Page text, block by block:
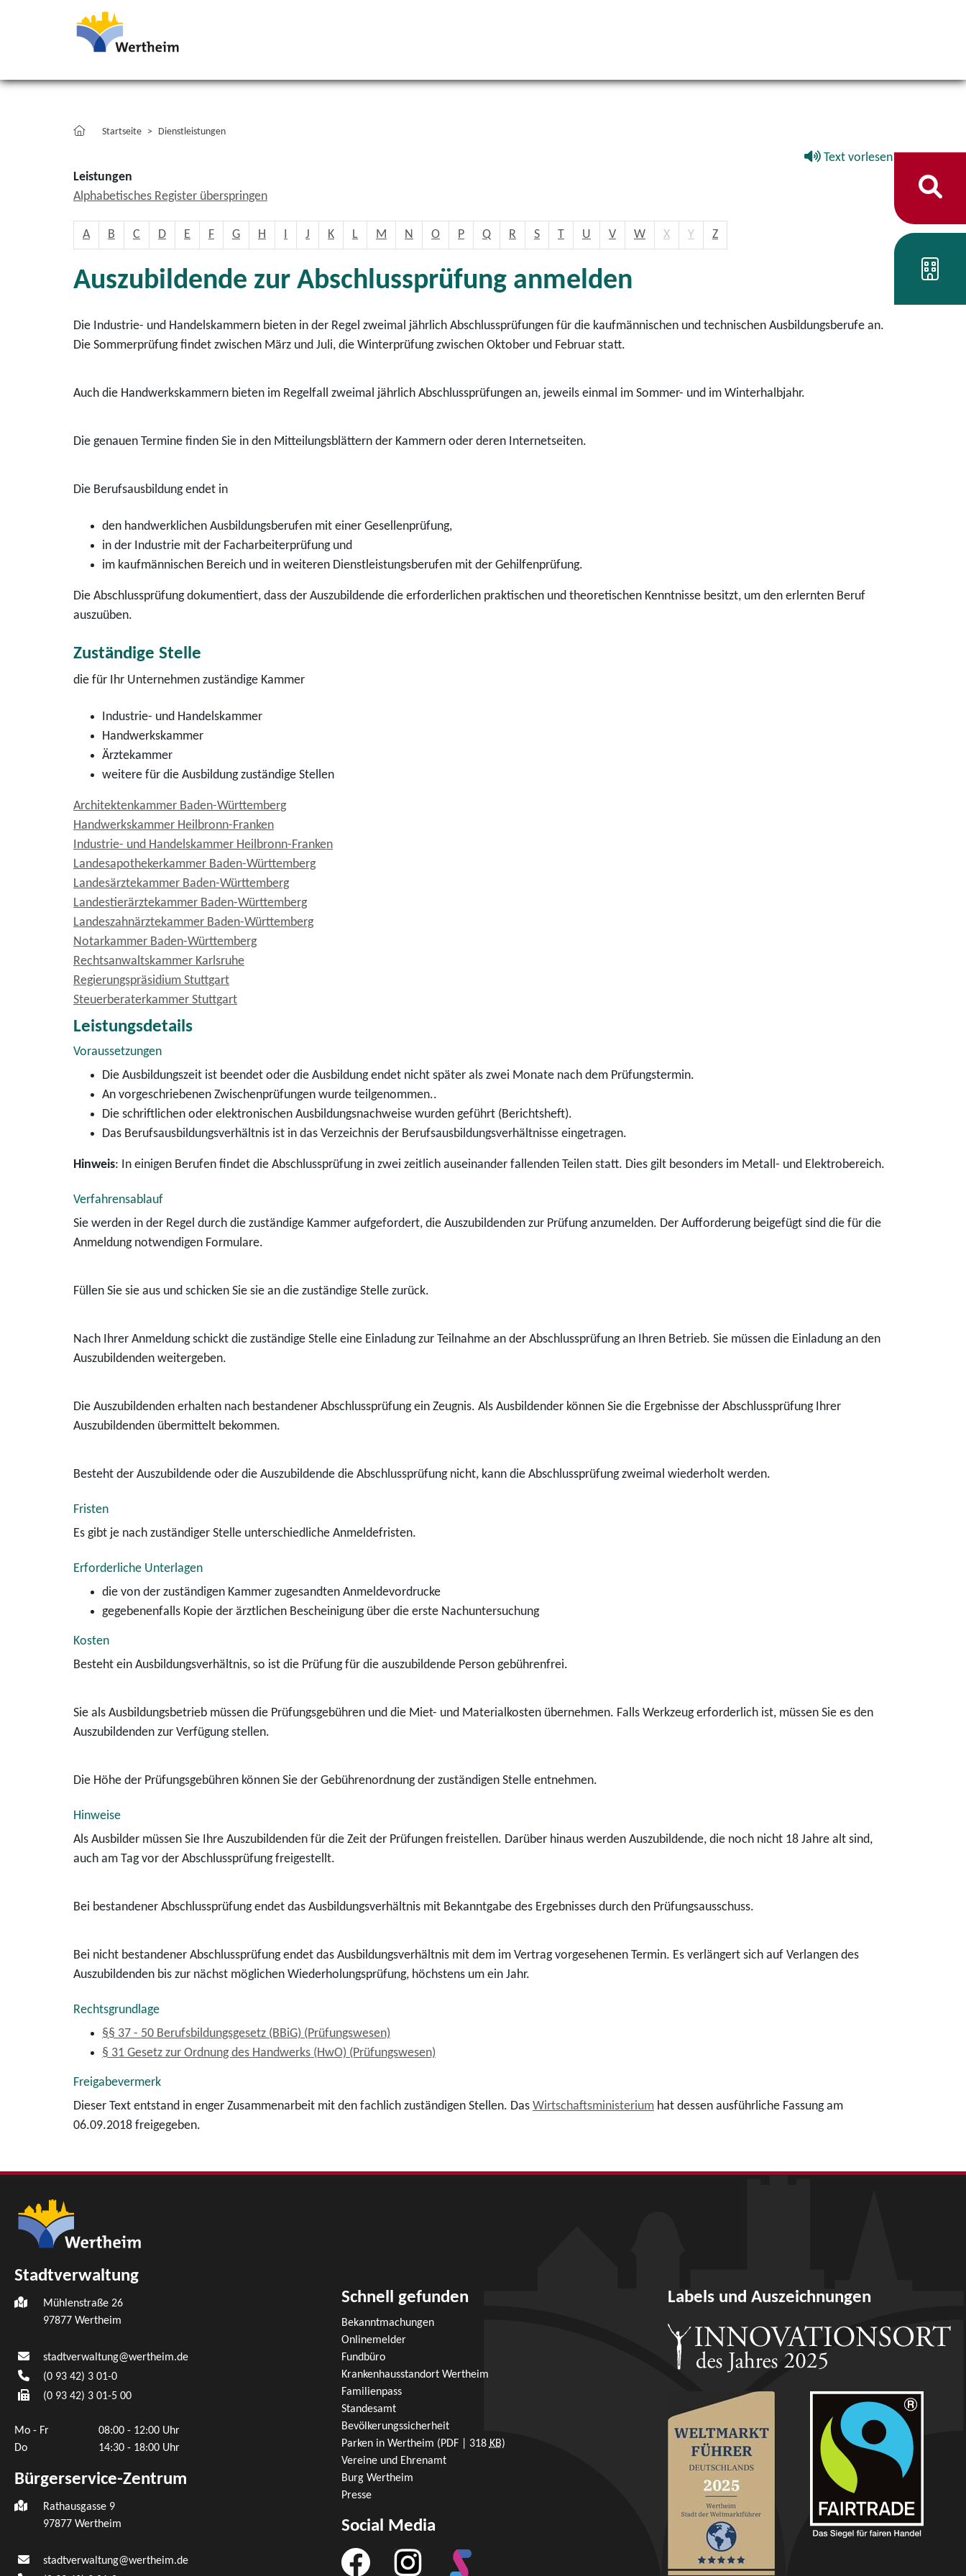
Startseite Dienstleistungen
Text vorlesen
Leistungen
Alphabetisches Register überspringen
A B C D E F G H I J K L M N O P Q R S T U V W X Y Z
Auszubildende zur Abschlussprüfung anmelden
Die Industrie- und Handelskammern bieten in der Regel zweimal jährlich Abschlussprüfungen für die kaufmännischen und technischen Ausbildungsberufe an.
Die Sommerprüfung findet zwischen März und Juli, die Winterprüfung zwischen Oktober und Februar statt.
Auch die Handwerkskammern bieten im Regelfall zweimal jährlich Abschlussprüfungen an, jeweils einmal im Sommer- und im Winterhalbjahr.
Die genauen Termine finden Sie in den Mitteilungsblättern der Kammern oder deren Internetseiten.
Die Berufsausbildung endet in
den handwerklichen Ausbildungsberufen mit einer Gesellenprüfung,
in der Industrie mit der Facharbeiterprüfung und
im kaufmännischen Bereich und in weiteren Dienstleistungsberufen mit der Gehilfenprüfung.
Die Abschlussprüfung dokumentiert, dass der Auszubildende die erforderlichen praktischen und theoretischen Kenntnisse besitzt, um den erlernten Beruf
auszuüben.
Zuständige Stelle
die für Ihr Unternehmen zuständige Kammer
Industrie- und Handelskammer
Handwerkskammer
Ärztekammer
weitere für die Ausbildung zuständige Stellen
Architektenkammer Baden-Württemberg
Handwerkskammer Heilbronn-Franken
Industrie- und Handelskammer Heilbronn-Franken
Landesapothekerkammer Baden-Württemberg
Landesärztekammer Baden-Württemberg
Landestierärztekammer Baden-Württemberg
Landeszahnärztekammer Baden-Württemberg
Notarkammer Baden-Württemberg
Rechtsanwaltskammer Karlsruhe
Regierungspräsidium Stuttgart
Steuerberaterkammer Stuttgart
Leistungsdetails
Voraussetzungen
Die Ausbildungszeit ist beendet oder die Ausbildung endet nicht später als zwei Monate nach dem Prüfungstermin.
An vorgeschriebenen Zwischenprüfungen wurde teilgenommen..
Die schriftlichen oder elektronischen Ausbildungsnachweise wurden geführt (Berichtsheft).
Das Berufsausbildungsverhältnis ist in das Verzeichnis der Berufsausbildungsverhältnisse eingetragen.
Hinweis: In einigen Berufen findet die Abschlussprüfung in zwei zeitlich auseinander fallenden Teilen statt. Dies gilt besonders im Metall- und Elektrobereich.
Verfahrensablauf
Sie werden in der Regel durch die zuständige Kammer aufgefordert, die Auszubildenden zur Prüfung anzumelden. Der Aufforderung beigefügt sind die für die
Anmeldung notwendigen Formulare.
Füllen Sie sie aus und schicken Sie sie an die zuständige Stelle zurück.
Nach Ihrer Anmeldung schickt die zuständige Stelle eine Einladung zur Teilnahme an der Abschlussprüfung an Ihren Betrieb. Sie müssen die Einladung an den
Auszubildenden weitergeben.
Die Auszubildenden erhalten nach bestandener Abschlussprüfung ein Zeugnis. Als Ausbildender können Sie die Ergebnisse der Abschlussprüfung Ihrer
Auszubildenden übermittelt bekommen.
Besteht der Auszubildende oder die Auszubildende die Abschlussprüfung nicht, kann die Abschlussprüfung zweimal wiederholt werden.
Fristen
Es gibt je nach zuständiger Stelle unterschiedliche Anmeldefristen.
Erforderliche Unterlagen
die von der zuständigen Kammer zugesandten Anmeldevordrucke
gegebenenfalls Kopie der ärztlichen Bescheinigung über die erste Nachuntersuchung
Kosten
Besteht ein Ausbildungsverhältnis, so ist die Prüfung für die auszubildende Person gebührenfrei.
Sie als Ausbildungsbetrieb müssen die Prüfungsgebühren und die Miet- und Materialkosten übernehmen. Falls Werkzeug erforderlich ist, müssen Sie es den
Auszubildenden zur Verfügung stellen.
Die Höhe der Prüfungsgebühren können Sie der Gebührenordnung der zuständigen Stelle entnehmen.
Hinweise
Als Ausbilder müssen Sie Ihre Auszubildenden für die Zeit der Prüfungen freistellen. Darüber hinaus werden Auszubildende, die noch nicht 18 Jahre alt sind,
auch am Tag vor der Abschlussprüfung freigestellt.
Bei bestandener Abschlussprüfung endet das Ausbildungsverhältnis mit Bekanntgabe des Ergebnisses durch den Prüfungsausschuss.
Bei nicht bestandener Abschlussprüfung endet das Ausbildungsverhältnis mit dem im Vertrag vorgesehenen Termin. Es verlängert sich auf Verlangen des
Auszubildenden bis zur nächst möglichen Wiederholungsprüfung, höchstens um ein Jahr.
Rechtsgrundlage
§§ 37 - 50 Berufsbildungsgesetz (BBiG) (Prüfungswesen)
§ 31 Gesetz zur Ordnung des Handwerks (HwO) (Prüfungswesen)
Freigabevermerk
Dieser Text entstand in enger Zusammenarbeit mit den fachlich zuständigen Stellen. Das Wirtschaftsministerium hat dessen ausführliche Fassung am
06.09.2018 freigegeben.
Stadtverwaltung
Mühlenstraße 26
97877 Wertheim
stadtverwaltung@wertheim.de
(0 93 42) 3 01-0
(0 93 42) 3 01-5 00
Mo - Fr
08:00 - 12:00 Uhr
Do
14:30 - 18:00 Uhr
Bürgerservice-Zentrum
Rathausgasse 9
97877 Wertheim
stadtverwaltung@wertheim.de
Schnell gefunden
Bekanntmachungen
Onlinemelder
Fundbüro
Krankenhausstandort Wertheim
Familienpass
Standesamt
Bevölkerungssicherheit
Parken in Wertheim (PDF | 318 KB)
Vereine und Ehrenamt
Burg Wertheim
Presse
Social Media
Labels und Auszeichnungen